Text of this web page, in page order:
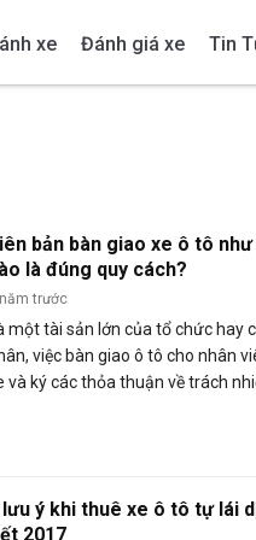
xe Đánh giá xe Tin
bản bàn giao xe ô tô
là đúng quy cách?
trước
một tài sản lớn của tổ chức hay
việc bàn giao ô tô cho nhân
và ký các thỏa thuận về trách
lưu ý khi thuê xe ô tô tự lái
2017